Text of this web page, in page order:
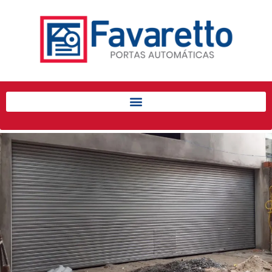
Início
Produtos
Porta de Enrolar Automática
Automatizadores
Acessórios Para Portas de
Enrolar
Pintura eletrostática
Portfólio
Contato